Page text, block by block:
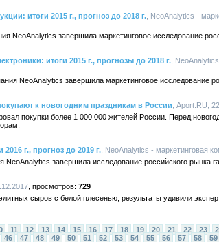
итоги 2015 г., прогноз до 2018 г. , NeoAnalytics -
NeoAnalytics завершила маркетинговое исследование
итоги 2015 г., прогнозы до 2018 г. ,
NeoAnalytics завершила маркетинговое исследование
к новогодним праздникам в России , Aport.RU,
покупки более 1 000 000 жителей России. Перед
г., прогноз до 2019 г. , NeoAnalytics - маркетинговая
NeoAnalytics завершила исследование российского рынка
729
сыров с белой плесенью, результаты удивили
11 12 13 14 15 16 17 18 19 20 21 22 23
46 47 48 49 50 51 52 53 54 55 56 57 58 59